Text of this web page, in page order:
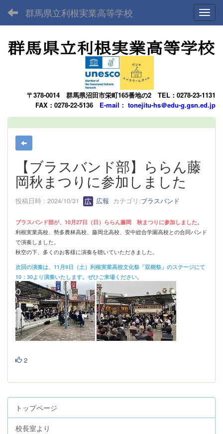
群馬県立利根実業高等学校
〒378-0014 群馬県沼田市栄町165番地の2 TEL：0278-23-1131
FAX：0278-22-5136 E-mail： tonejitu-hs＠edu-g.gsn.ed.jp
【ブラスバンド部】ららん藤
岡秋まつりに参加しました
投稿日時 : 2024/10/31 広報 カテゴリ:ブラスバンド
ブラスバンド部が、10月27日（日）ららん藤岡 秋まつりに参加しました。
利根実業高校、勢多農林高校、藤岡北高校、安中総合学園高校との合同バンド
で演奏しました。
秋空の下、多くのお客様に演奏を聴いていただきました。
次回の演奏は、11月9日（土）利根実業高校文化祭「双樹祭」のステージにて
10：30より演奏いたします。ぜひご来場ください。
2
トップページ
校長室より